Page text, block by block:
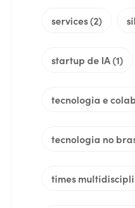
services(2)
startup de IA(1)
tecnologia e
tecnologia no
times